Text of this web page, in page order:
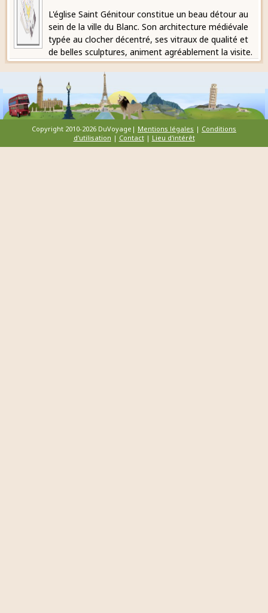
L'église Saint Génitour constitue un beau détour au
sein de la ville du Blanc. Son architecture médiévale
typée au clocher décentré, ses vitraux de qualité et
de belles sculptures, animent agréablement la visite.
Copyright 2010-2026 DuVoyage| Mentions légales | Conditions
d'utilisation | Contact| Lieu d'intérêt